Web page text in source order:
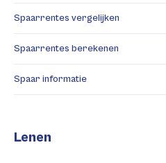
Spaarrentes vergelijken
Spaarrentes berekenen
Spaar informatie
Lenen